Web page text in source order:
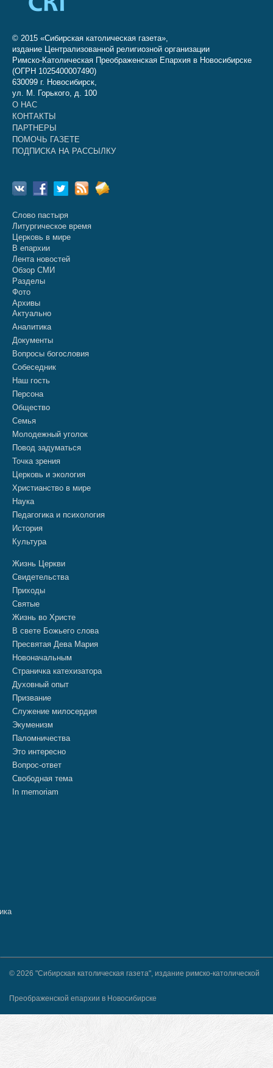
© 2015 «Сибирская католическая газета»,
издание Централизованной религиозной организации
Римско-Католическая Преображенская Епархия в Новосибирске
(ОГРН 1025400007490)
630099 г. Новосибирск,
ул. М. Горького, д. 100
О НАС
КОНТАКТЫ
ПАРТНЕРЫ
ПОМОЧЬ ГАЗЕТЕ
ПОДПИСКА НА РАССЫЛКУ
Слово пастыря
Литургическое время
Церковь в мире
В епархии
Лента новостей
Обзор СМИ
Разделы
Фото
Архивы
Актуально
Аналитика
Документы
Вопросы богословия
Собеседник
Наш гость
Персона
Общество
Семья
Молодежный уголок
Повод задуматься
Точка зрения
Церковь и экология
Христианство в мире
Наука
Педагогика и психология
История
Культура
Жизнь Церкви
Свидетельства
Приходы
Святые
Жизнь во Христе
В свете Божьего слова
Пресвятая Дева Мария
Новоначальным
Страничка катехизатора
Духовный опыт
Призвание
Служение милосердия
Экуменизм
Паломничества
Это интересно
Вопрос-ответ
Свободная тема
In memoriam
© 2026 "Сибирская католическая газета", издание римско-католической
Преображенской епархии в Новосибирске